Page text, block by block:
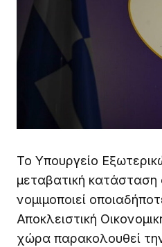
Το Υπουργείο
μεταβατική κατάσταση
νομιμοποιεί
Αποκλειστική
χώρα παρακολουθεί